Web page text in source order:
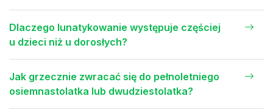
Dlaczego lunatykowanie występuje częściej
u dzieci niż u dorosłych?
Jak grzecznie zwracać się do pełnoletniego
osiemnastolatka lub dwudziestolatka?